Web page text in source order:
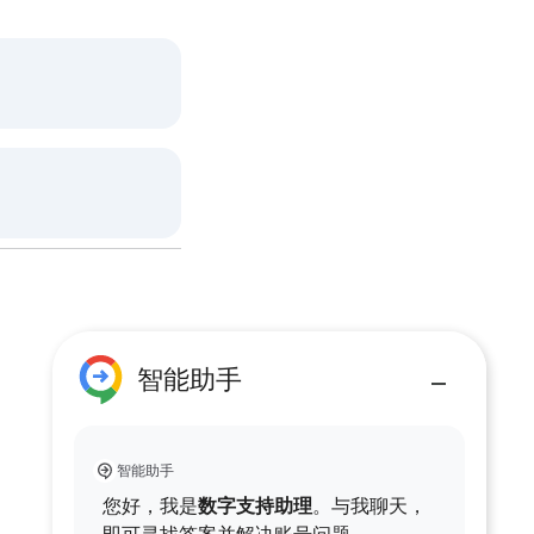
智能助手
智能助手
您好，我是数字支持助理。与我聊天，